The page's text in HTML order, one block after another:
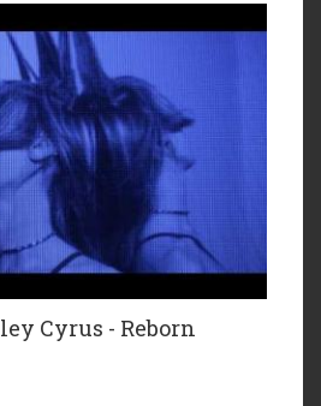
Cyrus - Reborn